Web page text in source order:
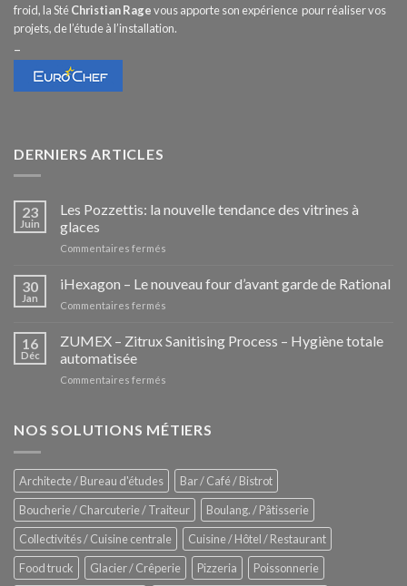
froid, la StéChristian Ragevous apporte son expérience pour réaliser vos
projets, de l’étude à l’installation.
–
DERNIERS ARTICLES
23
Juin
Les Pozzettis: la nouvelle tendance des vitrines à
glaces
Commentaires fermés
Pozzettis:
des
30
Jan
iHexagon – Le nouveau four d’avant garde de Rational
Commentaires fermés
–
de
16
Déc
ZUMEX – Zitrux Sanitising Process – Hygiène totale
automatisée
Commentaires fermés
Zitrux
–
Hygiène
totale
automatisée
NOS SOLUTIONS MÉTIERS
Architecte / Bureau d'études
Bar / Café / Bistrot
Boucherie / Charcuterie / Traiteur
Boulang. / Pâtisserie
Collectivités / Cuisine centrale
Cuisine / Hôtel / Restaurant
Food truck
Glacier / Crêperie Pizzeria
Poissonnerie